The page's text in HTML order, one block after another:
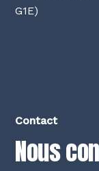
G1E)
Contact
Nous